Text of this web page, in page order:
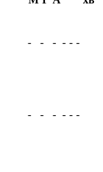
- - - - - -
- - - - - -